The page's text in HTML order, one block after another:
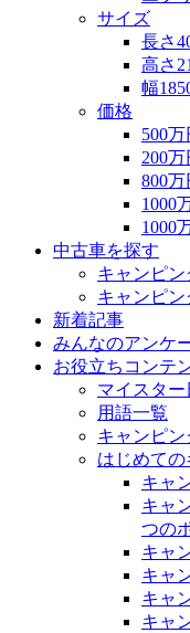
サイズ
長さ
高さ
幅
価格
500
200
800
1000
1000
中古車を探す
キャンピ
キャンピ
新着記事
みんなのアンケ
お役立ちコンテ
マイスター
用語一覧
キャンピ
はじめて
キャ
キャ
つの
キャ
キャ
キャ
キャ